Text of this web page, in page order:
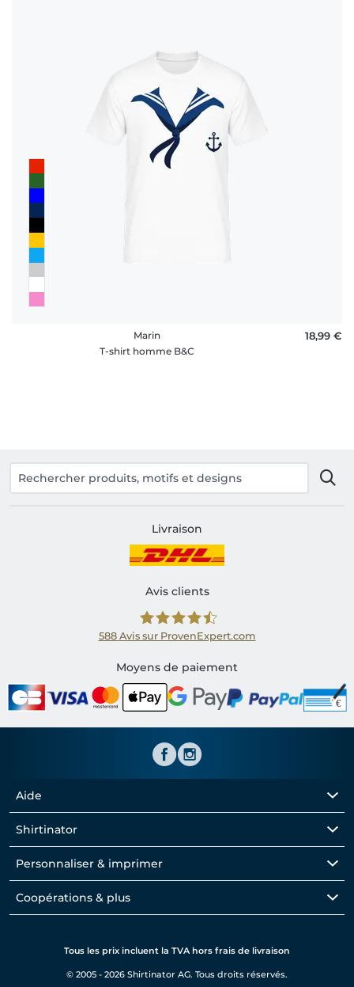
Marin
T-shirt homme B&C
18,99 €
Livraison
Avis clients
Shirtinator FR
588 Avis sur ProvenExpert.com
Moyens de paiement
Aide
Shirtinator
Personnaliser & imprimer
Coopérations & plus
Tous les prix incluent la TVA hors frais de livraison
© 2005 - 2026 Shirtinator AG. Tous droits réservés.